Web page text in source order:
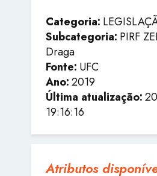
Categoria:
Subcategoria: PIRF
Draga
Fonte: UFC
Ano:2019
Última atualização:
19:16:16
Atributos